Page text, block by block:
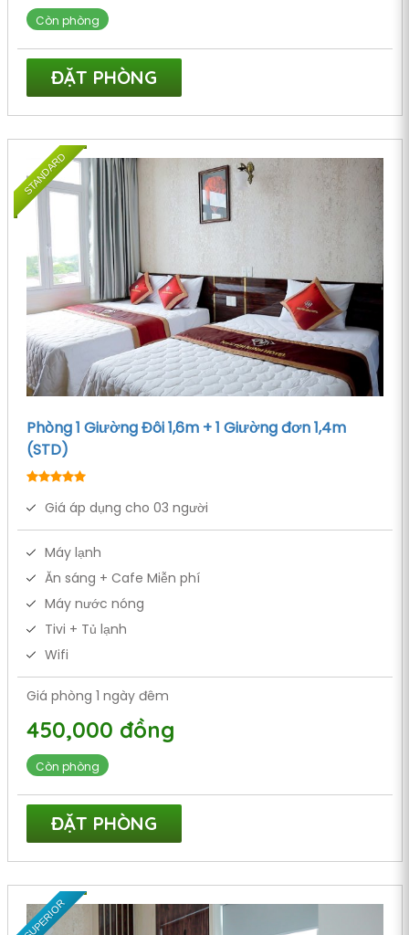
Còn phòng
ĐẶT PHÒNG
STANDARD
Phòng 1 Giường Đôi 1,6m + 1 Giường đơn 1,4m
(STD)
Giá áp dụng cho 03 người
Máy lạnh
Ăn sáng + Cafe Miễn phí
Máy nước nóng
Tivi + Tủ lạnh
Wifi
Giá phòng 1 ngày đêm
450,000 đồng
Còn phòng
ĐẶT PHÒNG
SUPERIOR